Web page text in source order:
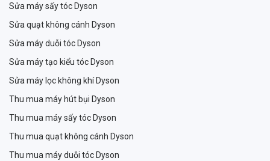
Sửa máy sấy tóc Dyson
Sửa quạt không cánh Dyson
Sửa máy duỗi tóc Dyson
Sửa máy tạo kiểu tóc Dyson
Sửa máy lọc không khí Dyson
Thu mua máy hút bụi Dyson
Thu mua máy sấy tóc Dyson
Thu mua quạt không cánh Dyson
Thu mua máy duỗi tóc Dyson